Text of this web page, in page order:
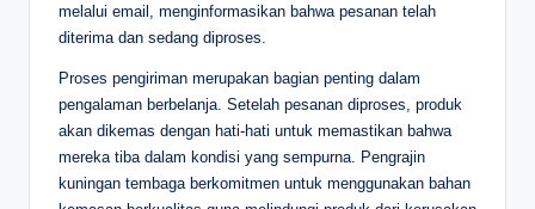
melalui email, menginformasikan bahwa pesanan telah
diterima dan sedang diproses.
Proses pengiriman merupakan bagian penting dalam
pengalaman berbelanja. Setelah pesanan diproses, produk
akan dikemas dengan hati-hati untuk memastikan bahwa
mereka tiba dalam kondisi yang sempurna. Pengrajin
kuningan tembaga berkomitmen untuk menggunakan bahan